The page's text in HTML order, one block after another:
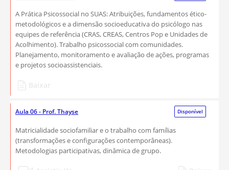
A Prática Psicossocial no SUAS: Atribuições, fundamentos ético-
metodológicos e a dimensão socioeducativa do psicólogo nas
equipes de referência (CRAS, CREAS, Centros Pop e Unidades de
Acolhimento). Trabalho psicossocial com comunidades.
Planejamento, monitoramento e avaliação de ações, programas
e projetos socioassistenciais.
Aula 06 - Prof. Thayse Disponível
Matricialidade sociofamiliar e o trabalho com famílias
(transformações e configurações contemporâneas).
Metodologias participativas, dinâmica de grupo.